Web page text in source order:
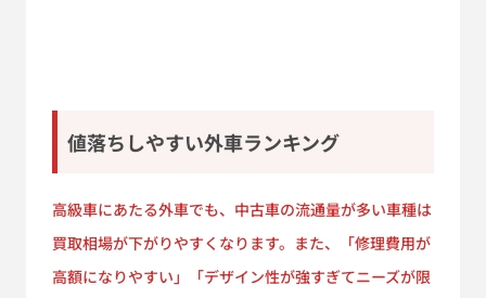
値落ちしやすい外車ランキング
高級車にあたる外車でも、中古車の流通量が多い車種は
買取相場が下がりやすくなります。また、「修理費用が
高額になりやすい」「デザイン性が強すぎてニーズが限